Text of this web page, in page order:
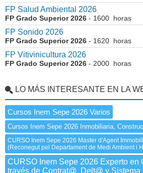
FP Salud Ambiental 2026
FP Grado Superior 2026 - 1600 horas
FP Sonido 2026
FP Grado Superior 2026 - 1620 horas
FP Vitivinicultura 2026
FP Grado Superior 2026 - 2000 horas
LO MÁS INTERESANTE EN LA
Cursos Inem Sepe 2026 Varios
Cursos Inem Sepe 2026 Inmobiliaria,
CURSO Inem Sepe 2026 Master d'Agent
(Reconegut pel Departament de Medi Ambient i
CURSO Inem Sepe 2026 Experto en
través de Contrat@, Delt@ y Sistema